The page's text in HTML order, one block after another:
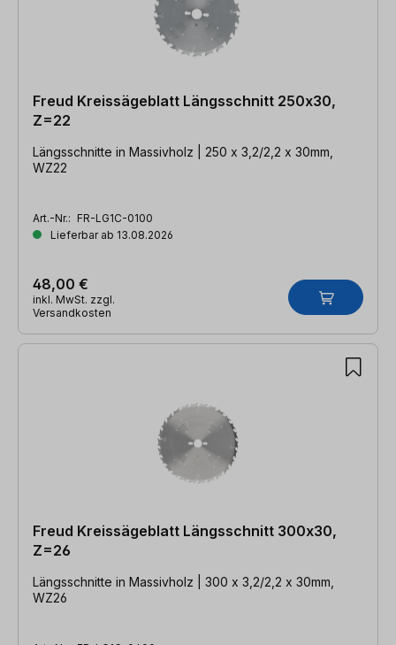
Freud Kreissägeblatt Längsschnitt 250x30,
Z=22
Längsschnitte in Massivholz | 250 x 3,2/2,2 x 30mm,
WZ22
Art.-Nr.: FR-LG1C-0100
Lieferbar ab 13.08.2026
48,00 €
inkl. MwSt. zzgl.
Versandkosten
Freud Kreissägeblatt Längsschnitt 300x30,
Z=26
Längsschnitte in Massivholz | 300 x 3,2/2,2 x 30mm,
WZ26